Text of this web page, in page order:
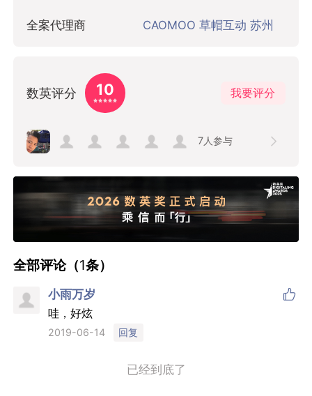
全案代理商 CAOMOO 草帽互动 苏州
数英评分 10 我要评分
7人参与
全部评论（1条）
小雨万岁 
哇，好炫
2019-06-14 回复
已经到底了